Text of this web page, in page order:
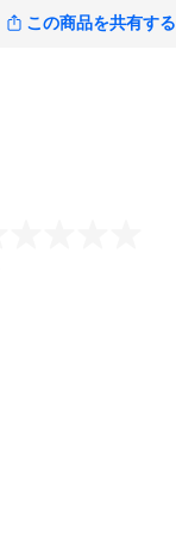
この商品を共有する